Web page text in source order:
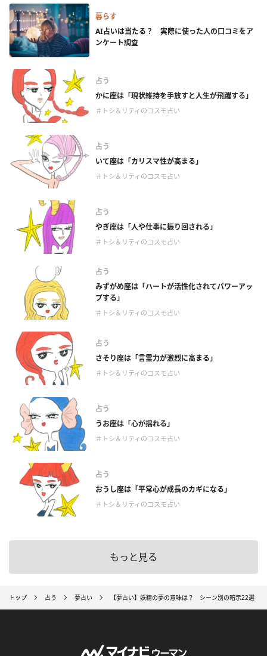
暮らす
AI占いは当たる？ 実際に使った人の口コミをア
ンケート調査
占う
かに座は「現状維持を手放すと人生が飛躍する」
＃トシ＆リティのコスモ占い
占う
いて座は「カリスマ性が高まる」
＃トシ＆リティのコスモ占い
占う
やぎ座は「人や仕事に振り回される」
＃トシ＆リティのコスモ占い
占う
みずがめ座は「ハートが活性化されてパワーアッ
プする」
＃トシ＆リティのコスモ占い
占う
さそり座は「言霊力が激烈に高まる」
＃トシ＆リティのコスモ占い
占う
うお座は「心が揺れる」
＃トシ＆リティのコスモ占い
占う
おうし座は「平常心が成長のカギになる」
＃トシ＆リティのコスモ占い
もっと見る
トップ 占う 夢占い 【夢占い】妖精の夢の意味は？ シーン別の暗示22選